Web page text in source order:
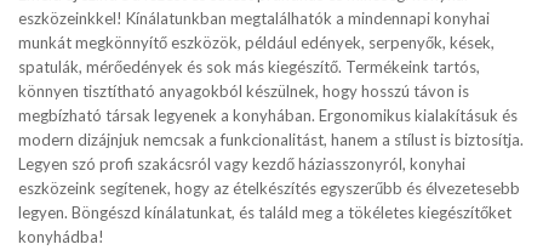
eszközeinkkel! Kínálatunkban megtalálhatók a mindennapi konyhai
munkát megkönnyítő eszközök, például edények, serpenyők, kések,
spatulák, mérőedények és sok más kiegészítő. Termékeink tartós,
könnyen tisztítható anyagokból készülnek, hogy hosszú távon is
megbízható társak legyenek a konyhában. Ergonomikus kialakításuk és
modern dizájnjuk nemcsak a funkcionalitást, hanem a stílust is biztosítja.
Legyen szó profi szakácsról vagy kezdő háziasszonyról, konyhai
eszközeink segítenek, hogy az ételkészítés egyszerűbb és élvezetesebb
legyen. Böngészd kínálatunkat, és találd meg a tökéletes kiegészítőket
konyhádba!